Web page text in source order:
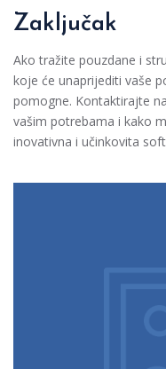
Zaključak
Ako tražite pouzdane i
koje će unaprijediti vaše
pomogne. Kontaktirajte
vašim potrebama i kako
inovativna i učinkovita